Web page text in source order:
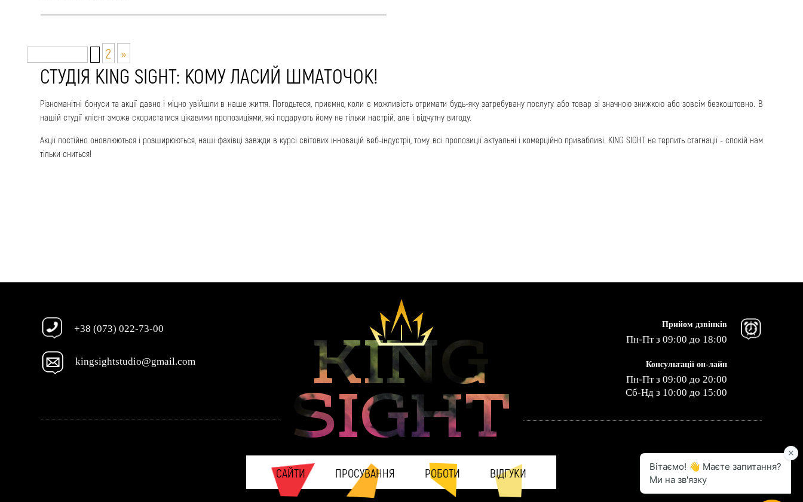
2 »
СТУДІЯ KING SIGHT: КОМУ ЛАСИЙ ШМАТОЧОК!
Різноманітні бонуси та акції давно і міцно увійшли в наше життя. Погодьтеся, приємно, коли є можливість отримати будь-яку затребувану послугу або товар зі значною знижкою або зовсім безкоштовно. В
нашій студії клієнт зможе скористатися цікавими пропозиціями, які подарують йому не тільки настрій, але і відчутну вигоду.
Акції постійно оновлюються і розширюються, наші фахівці завжди в курсі світових інновацій веб-індустрії, тому всі пропозиції актуальні і комерційно привабливі. KING SIGHT не терпить стагнації - спокій нам
тільки сниться!
+38 (073) 022-73-00
kingsightstudio@gmail.com KING
SIGHT
САЙТИ ПРОСУВАННЯ РОБОТИ ВІДГУКИ
Прийом дзвінків
Пн-Пт з 09:00 до 18:00
Консультації он-лайн
Пн-Пт з 09:00 до 20:00
Сб-Нд з 10:00 до 15:00